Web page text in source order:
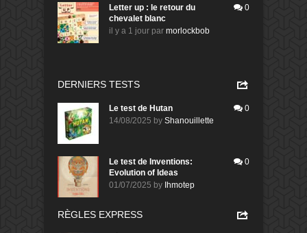
Letter up : le retour du
chevalet blanc
il y a 1 jour par morlockbob
0
DERNIERS TESTS
Le test de Hutan
14/08/2025 by Shanouillette
0
Le test de Inventions:
Evolution of Ideas
01/07/2025 by Ihmotep
0
RÈGLES EXPRESS